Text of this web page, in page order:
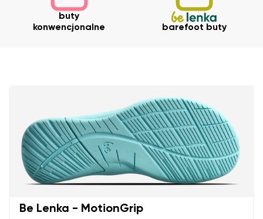
Wybierz kraj dostawy
Zmień
buty
konwencjonalne
barefoot buty
Be Lenka - MotionGrip
Wyrażam zgodę na przetwarzanie moich danych
osobowych w rozumieniu
te warunki i ich publikację.
Ocena
Wyrażam zgodę na przetwarzanie moich danych
osobowych w rozumieniute warunki i ich publikację.
Dodaj ocenę